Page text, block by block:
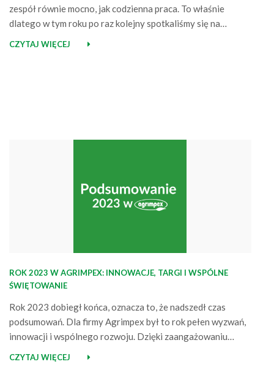
zespół równie mocno, jak codzienna praca. To właśnie
dlatego w tym roku po raz kolejny spotkaliśmy się na
taki był nasz dzień Kolejny już piknik Agrimpex odbył się 4
CZYTAJ WIĘCEJ
ROK 2023 W AGRIMPEX: INNOWACJE, TARGI I WSPÓLNE
ŚWIĘTOWANIE
Rok 2023 dobiegł końca, oznacza to, że nadszedł czas
podsumowań. Dla firmy Agrimpex był to rok pełen wyzwań,
innowacji i wspólnego rozwoju. Dzięki zaangażowaniu
większych sukcesów. Pojawiliśmy się na największych
CZYTAJ WIĘCEJ